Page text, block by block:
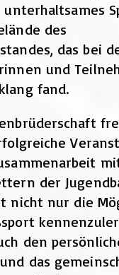
des
das bei
und
fand.
der
nicht nur die
den
das